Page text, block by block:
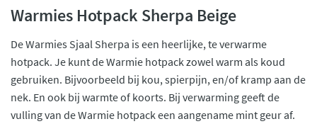
Warmies Hotpack Sherpa Beige
De Warmies Sjaal Sherpa is een heerlijke, te verwarme
hotpack. Je kunt de Warmie hotpack zowel warm als koud
gebruiken. Bijvoorbeeld bij kou, spierpijn, en/of kramp aan de
nek. En ook bij warmte of koorts. Bij verwarming geeft de
vulling van de Warmie hotpack een aangename mint geur af.